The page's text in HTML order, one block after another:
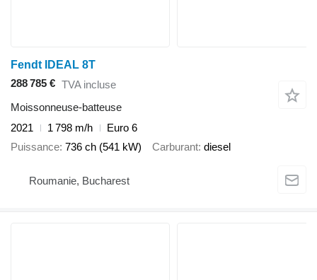
Fendt IDEAL 8T
288 785 € TVA incluse
Moissonneuse-batteuse
2021
1 798 m/h
Euro 6
Puissance 736 ch (541 kW) Carburant diesel
Roumanie, Bucharest